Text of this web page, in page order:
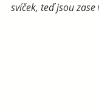
svíček, teď jsou